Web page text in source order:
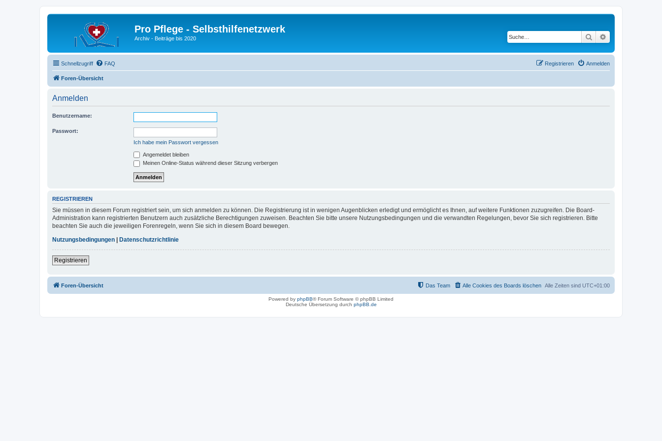
Pro Pflege - Selbsthilfenetzwerk
Archiv - Beiträge bis 2020 Suche
Schnellzugriff FAQ Anmelden
Registrieren
Foren-Übersicht
Anmelden
Benutzername:
Passwort:
Ich habe mein Passwort vergessen
Angemeldet bleiben
Meinen Online-Status während dieser Sitzung verbergen
REGISTRIEREN
Sie müssen in diesem Forum registriert sein, um sich anmelden zu können. Die Registrierung ist in wenigen Augenblicken erledigt und ermöglicht es Ihnen, auf weitere Funktionen zuzugreifen. Die Board-
Administration kann registrierten Benutzern auch zusätzliche Berechtigungen zuweisen. Beachten Sie bitte unsere Nutzungsbedingungen und die verwandten Regelungen, bevor Sie sich registrieren. Bitte
beachten Sie auch die jeweiligen Forenregeln, wenn Sie sich in diesem Board bewegen.
Nutzungsbedingungen
Datenschutzrichtlinie
Registrieren
Foren-Übersicht Alle Zeiten sind UTC+01:00
Alle Cookies des Boards löschen
Das Team
Powered by phpBB® Forum Software © phpBB Limited
Deutsche Übersetzung durch phpBB.de